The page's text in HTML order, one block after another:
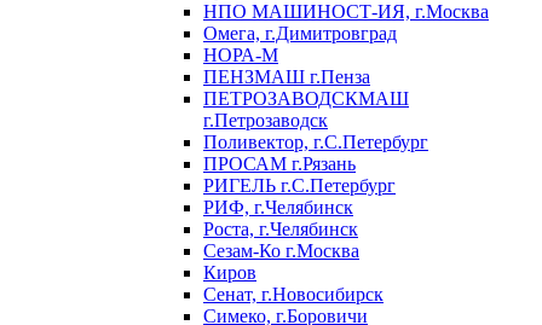
НПО МАШИНОСТ-ИЯ, г.Москва
Омега, г.Димитровград
НОРА-М
ПЕНЗМАШ г.Пенза
ПЕТРОЗАВОДСКМАШ
г.Петрозаводск
Поливектор, г.С.Петербург
ПРОСАМ г.Рязань
РИГЕЛЬ г.С.Петербург
РИФ, г.Челябинск
Роста, г.Челябинск
Сезам-Ко г.Москва
Киров
Сенат, г.Новосибирск
Симеко, г.Боровичи